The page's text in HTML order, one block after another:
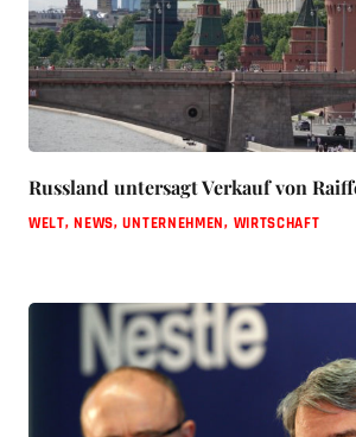
Russland untersagt Verkauf von
WELT,NEWS,UNTERNEHMEN, WIRTSCHAFT